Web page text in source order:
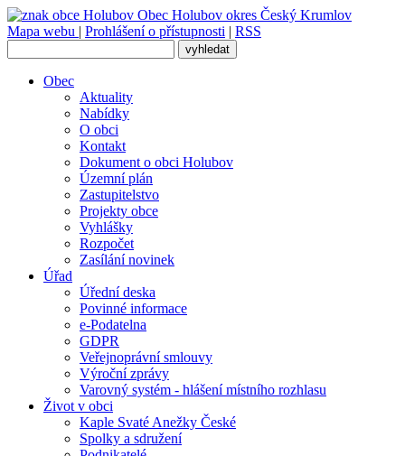
Obec Holubov okres Český Krumlov
Mapa webu | Prohlášení o přístupnosti | RSS
Obec
Aktuality
Nabídky
O obci
Kontakt
Dokument o obci Holubov
Územní plán
Zastupitelstvo
Projekty obce
Vyhlášky
Rozpočet
Zasílání novinek
Úřad
Úřední deska
Povinné informace
e-Podatelna
GDPR
Veřejnoprávní smlouvy
Výroční zprávy
Varovný systém - hlášení místního rozhlasu
Život v obci
Kaple Svaté Anežky České
Spolky a sdružení